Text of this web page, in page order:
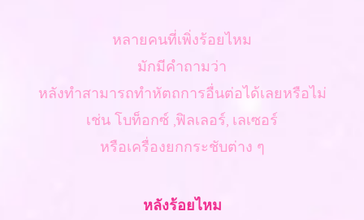
หลายคนที่เพิ่งร้อยไหม
มักมีคำถามว่า
หลังทำสามารถทำหัตถการอื่นต่อได้เลยหรือไม่
เช่น โบท็อกซ์ ,ฟิลเลอร์, เลเซอร์
หรือเครื่องยกกระชับต่าง ๆ
หลังร้อยไหม